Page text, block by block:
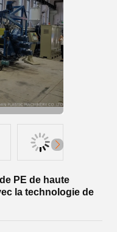
PE de haute
la technologie de